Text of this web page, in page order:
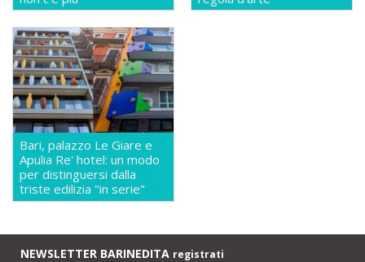
Bari, palazzo Le Giare e
Apulia Re' hotel: un modo
per distinguersi dalla
triste edilizia "in serie"
NEWSLETTER BARINEDITA registrati